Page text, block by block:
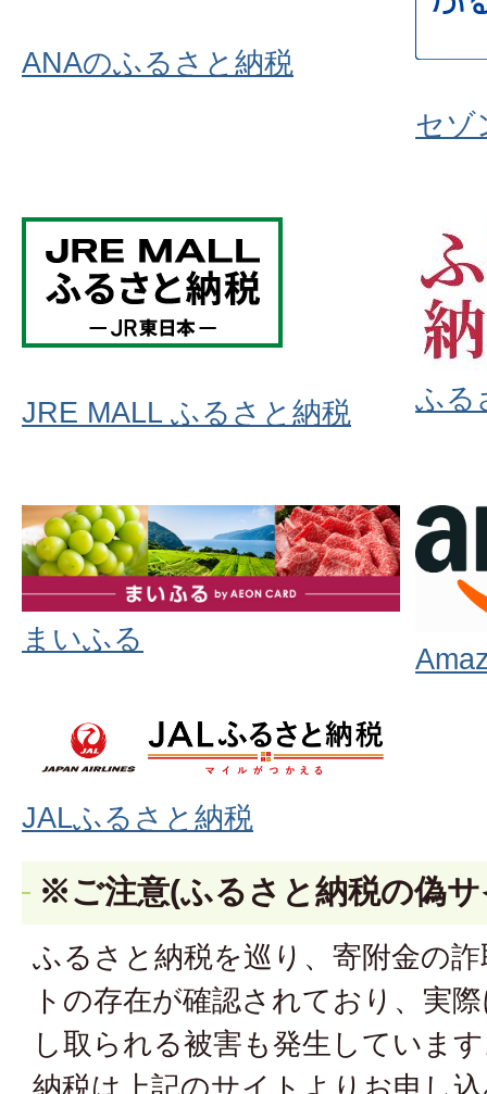
ANAのふるさと納税
セゾ
JRE MALL ふるさと納税 ふる
まいふる
JALふるさと納税
※ご注意(ふるさと納税の偽
ふるさと納税を巡り、寄附金の
トの存在が確認されており、実
し取られる被害も発生していま
納税は上記のサイトよりお申し